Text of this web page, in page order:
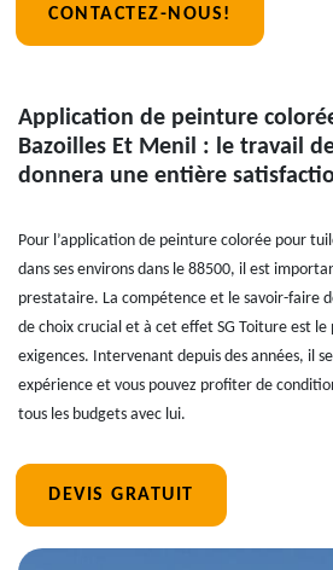
CONTACTEZ-NOUS!
Application de peinture
Bazoilles Et Menil : le travail
donnera une entière
Pour l’application de peinture colorée pour
dans ses environs dans le 88500, il est
prestataire. La compétence et le savoir-faire
de choix crucial et à cet effet SG Toiture est le
exigences. Intervenant depuis des années, il
expérience et vous pouvez profiter de
tous les budgets avec lui.
DEVIS GRATUIT